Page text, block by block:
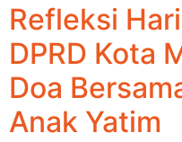
Refleksi
DPRD Kota
Doa
Anak Yatim